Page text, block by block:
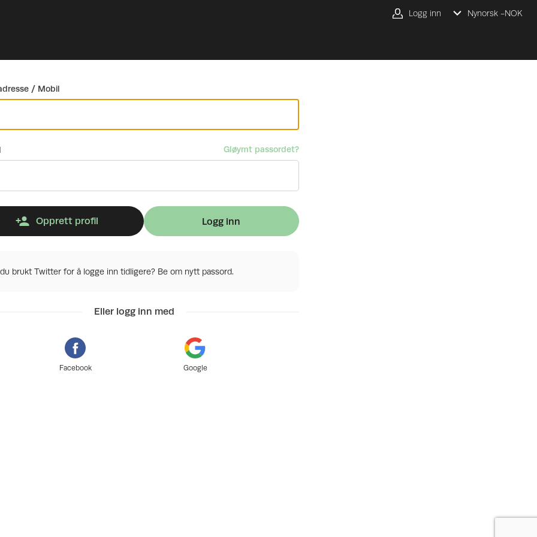
Logg inn Nynorsk -NOK
/ Mobil
Gløymt passordet?
Opprett profil Logg inn
brukt Twitter for å logge inn tidligere? Be om nytt passord.
Eller logg inn med
Facebook Google